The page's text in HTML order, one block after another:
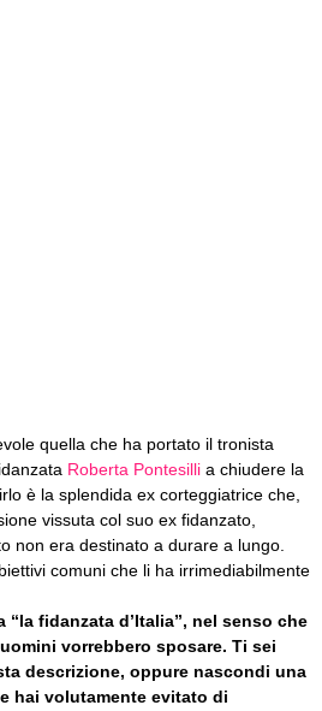
quella che ha portato il tronista
Roberta Pontesilli a chiudere la
è la splendida ex corteggiatrice che,
vissuta col suo ex fidanzato,
non era destinato a durare a lungo.
comuni che li ha irrimediabilmente
fidanzata d’Italia”, nel senso che
vorrebbero sposare. Ti sei
descrizione, oppure nascondi una
hai volutamente evitato di